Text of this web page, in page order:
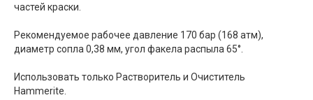
частей краски.
Рекомендуемое рабочее давление 170 бар (168 атм),
диаметр сопла 0,38 мм, угол факела распыла 65°.
Использовать только Растворитель и Очиститель
Hammerite.